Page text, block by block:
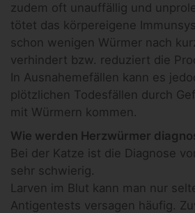
zudem oft unauffällig und
tötet das körpereigene
schon wenigen Würmer nach
verhindert bzw. reduziert die
In Ausnahemefällen kann es
plötzlichen Todesfällen durch
mit Würmern kommen.
Wie werden Herzwürmer
Bei der Katze ist die Diagnose
sehr schwierig.
Larven im Blut kann man nur
Antigentests versagen häufig.